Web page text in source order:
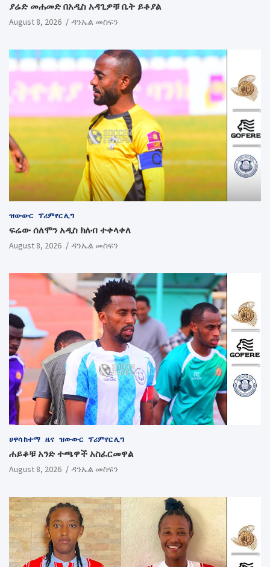
ያሬድ መሐመድ በአዲስ አዳጊዎቹ ቤት ይቆያል
August 8, 2026 ዳንኤል መስፍን
ዝውውር ፕሪምየር ሊግ
ፍሬው ሰለሞን አዲስ ክለብ ተቀላቀለ
August 8, 2026 ዳንኤል መስፍን
ሀዋሳ ከተማ ዜና ዝውውር ፕሪምየር ሊግ
ሐይቆቹ አንድ ተጫዋች አስፈርመዋል
August 8, 2026 ዳንኤል መስፍን